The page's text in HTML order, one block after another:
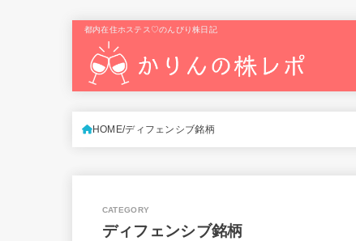
都内在住ホステス♡のんびり株日記
HOME ディフェンシブ銘柄
ディフェンシブ銘柄